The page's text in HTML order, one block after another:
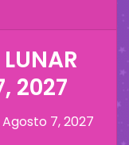
2027
Agosto 7, 2027